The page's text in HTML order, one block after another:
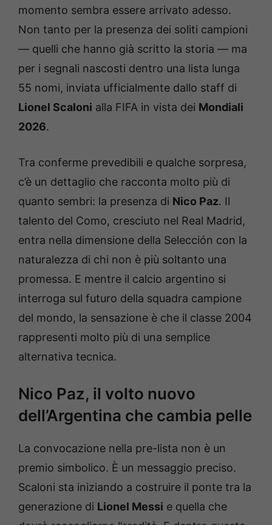
momento sembra essere arrivato adesso.
Non tanto per la presenza dei soliti campioni
— quelli che hanno già scritto la storia — ma
per i segnali nascosti dentro una lista lunga
55 nomi, inviata ufficialmente dallo staff di
Lionel Scaloni alla FIFA in vista dei Mondiali
2026.
Tra conferme prevedibili e qualche sorpresa,
c’è un dettaglio che racconta molto più di
quanto sembri: la presenza di Nico Paz. Il
talento del Como, cresciuto nel Real Madrid,
entra nella dimensione della Selección con la
naturalezza di chi non è più soltanto una
promessa. E mentre il calcio argentino si
interroga sul futuro della squadra campione
del mondo, la sensazione è che il classe 2004
rappresenti molto più di una semplice
alternativa tecnica.
Nico Paz, il volto nuovo
dell’Argentina che cambia pelle
La convocazione nella pre-lista non è un
premio simbolico. È un messaggio preciso.
Scaloni sta iniziando a costruire il ponte tra la
generazione di Lionel Messi e quella che